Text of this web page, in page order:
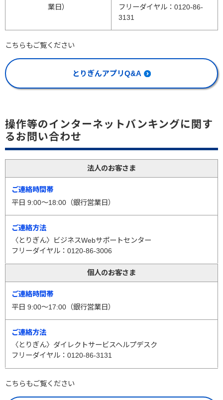
業日）
フリーダイヤル：0120-86-
3131
こちらもご覧ください
とりぎんアプリQ&A
操作等のインターネットバンキングに関す
るお問い合わせ
法人のお客さま
平日 9:00～18:00（銀行営業日）
〈とりぎん〉ビジネスWebサポートセンター
フリーダイヤル：0120-86-3006
個人のお客さま
平日 9:00～17:00（銀行営業日）
〈とりぎん〉ダイレクトサービスヘルプデスク
フリーダイヤル：0120-86-3131
こちらもご覧ください